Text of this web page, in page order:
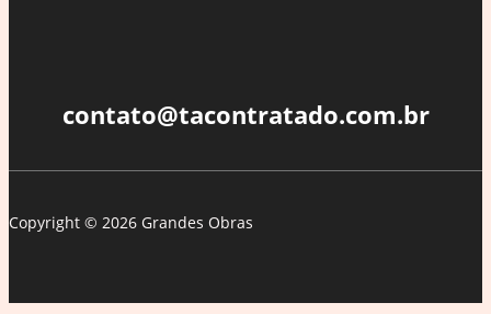
contato@tacontratado.com.br
Copyright © 2026 Grandes Obras